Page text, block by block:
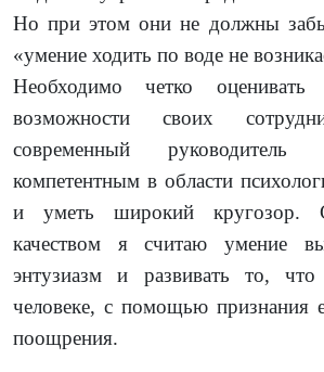
Но при этом они не должны
«умение ходить по воде не
Необходимо четко оценивать
возможности своих
современный
компетентным в области
и уметь широкий кругозор.
качеством я считаю умение
энтузиазм и развивать то,
человеке, с помощью признания
поощрения.